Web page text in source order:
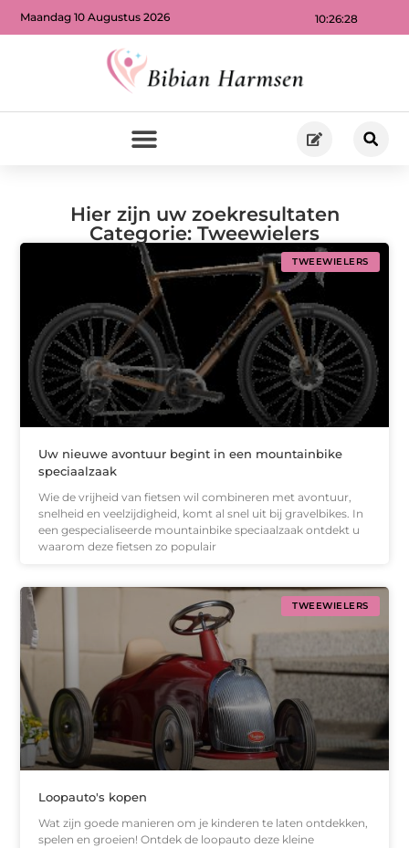
10:26:29
Maandag 10 Augustus 2026
Hier zijn uw zoekresultaten
Categorie: Tweewielers
TWEEWIELERS
Uw nieuwe avontuur begint in een mountainbike
speciaalzaak
Wie de vrijheid van fietsen wil combineren met avontuur,
snelheid en veelzijdigheid, komt al snel uit bij gravelbikes. In
een gespecialiseerde mountainbike speciaalzaak ontdekt u
waarom deze fietsen zo populair
TWEEWIELERS
Loopauto's kopen
Wat zijn goede manieren om je kinderen te laten ontdekken,
spelen en groeien! Ontdek de loopauto deze kleine